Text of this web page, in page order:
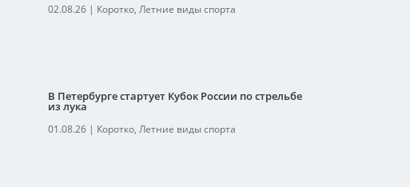
02.08.26| Коротко, Летние виды спорта
В Петербурге стартует Кубок России по стрельбе
из лука
01.08.26| Коротко, Летние виды спорта